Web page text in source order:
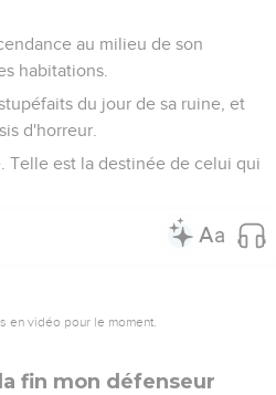
au milieu de son
habitations.
du jour de sa ruine, et
d'horreur.
Telle est la destinée de celui qui
en vidéo pour le moment.
fin mon défenseur